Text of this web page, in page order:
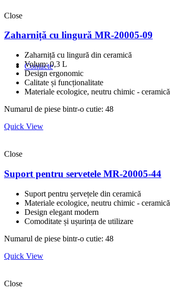
Contacte
Close
Zaharniță cu lingură MR-20005-09
Zaharniță cu lingură din ceramică
Volum: 0,3 L
Design ergonomic
Calitate și funcționalitate
Materiale ecologice, neutru chimic - ceramică
Numarul de piese bintr-o cutie: 48
Quick View
Close
Suport pentru servetele MR-20005-44
Suport pentru șervețele din ceramică
Materiale ecologice, neutru chimic - ceramică
Design elegant modern
Comoditate și ușurința de utilizare
Numarul de piese bintr-o cutie: 48
Quick View
Close